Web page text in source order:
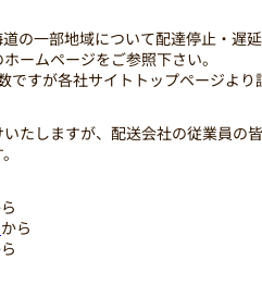
の一部地域について配達停止・遅
ームページをご参照下さい。
ですが各社サイトトップページよ
たしますが、配送会社の従業員の
から